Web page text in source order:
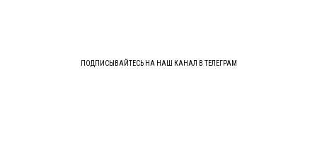
ПОДПИСЫВАЙТЕСЬ НА НАШ КАНАЛ В ТЕЛЕГРАМ